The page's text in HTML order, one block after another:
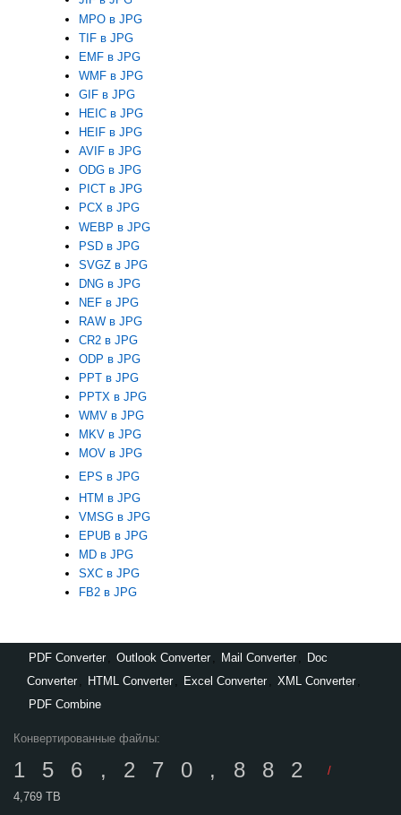
MPO в JPG
TIF в JPG
EMF в JPG
WMF в JPG
GIF в JPG
HEIC в JPG
HEIF в JPG
AVIF в JPG
ODG в JPG
PICT в JPG
PCX в JPG
WEBP в JPG
PSD в JPG
SVGZ в JPG
DNG в JPG
NEF в JPG
RAW в JPG
CR2 в JPG
ODP в JPG
PPT в JPG
PPTX в JPG
WMV в JPG
MKV в JPG
MOV в JPG
EPS в JPG
HTM в JPG
VMSG в JPG
EPUB в JPG
MD в JPG
SXC в JPG
FB2 в JPG
PDF Converter Outlook Converter Mail Converter
Doc
Converter
HTML Converter Excel Converter XML Converter
PDF Combine
Конвертированные файлы:
156,270,882
/
4,769 TB